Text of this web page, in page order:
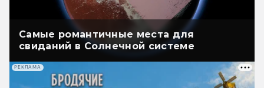
Самые романтичные места для
свиданий в Солнечной системе
РЕКЛАМА